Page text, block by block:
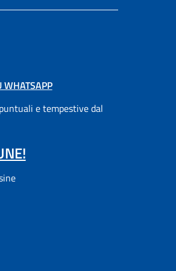
WHATSAPP
e tempestive dal